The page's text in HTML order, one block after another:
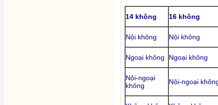
14 không 16 không
Nội không Nội không
Ngoại không Ngoại không
Nội-ngoại
không
Nội-ngoại